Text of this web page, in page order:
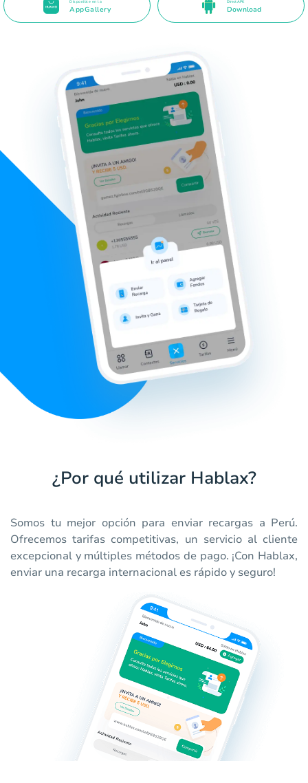
Disponible en la
AppGallery
Direct APK
Download
¿Por qué utilizar Hablax?
Somos tu mejor opción para enviar recargas a Perú.
Ofrecemos tarifas competitivas, un servicio al cliente
excepcional y múltiples métodos de pago. ¡Con Hablax,
enviar una recarga internacional es rápido y seguro!